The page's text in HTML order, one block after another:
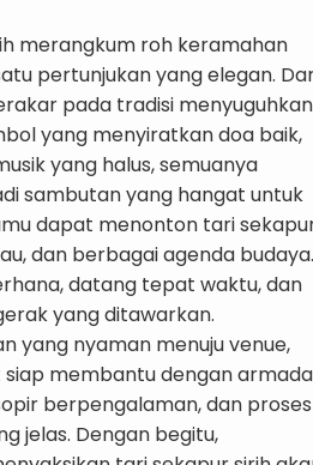
merangkum roh keramahan
pertunjukan yang elegan.
pada tradisi menyuguhkan
yang menyiratkan doa baik,
yang halus, semuanya
sambutan yang hangat untuk
dapat menonton tari
dan berbagai agenda budaya.
datang tepat waktu, dan
yang ditawarkan.
yang nyaman menuju venue,
siap membantu dengan armada
berpengalaman, dan proses
jelas. Dengan begitu,